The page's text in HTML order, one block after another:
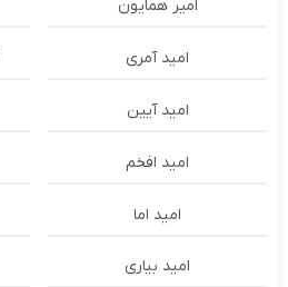
امير همايون
امید آمری
امید آیین
امید افخم
امید اما
امید بیاری